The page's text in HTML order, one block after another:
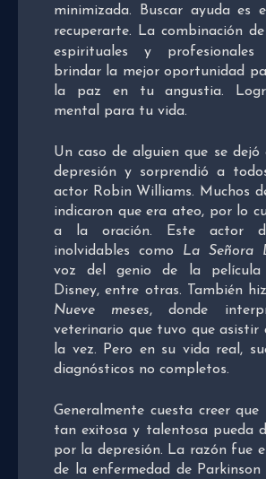
minimizada. Buscar ayuda es
recuperarte. La combinación
espirituales y
brindar la mejor oportunidad
la paz en tu angustia.
mental para tu vida.
Un caso de alguien que se
depresión y sorprendió a
actor Robin Williams. Muchos
indicaron que era ateo, por lo
a la oración. Este actor
inolvidables como La Señora
voz del genio de la película
Disney, entre otras. También
Nueve meses, donde
veterinario que tuvo que asistir
la vez. Pero en su vida real,
diagnósticos no completos.
Generalmente cuesta creer que
tan exitosa y talentosa pueda
por la depresión. La razón fue
de la enfermedad de